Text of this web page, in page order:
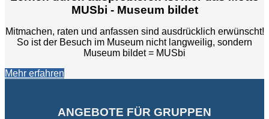
MUSbi - Museum bildet
Mitmachen, raten und anfassen sind ausdrücklich erwünscht!
So ist der Besuch im Museum nicht langweilig, sondern
Museum bildet = MUSbi
Mehr erfahren
ANGEBOTE FÜR GRUPPEN